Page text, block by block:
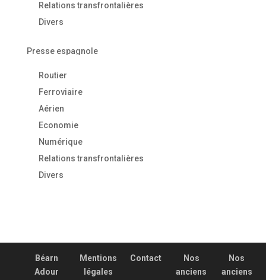
Relations transfrontalières
Divers
Presse espagnole
Routier
Ferroviaire
Aérien
Economie
Numérique
Relations transfrontalières
Divers
Béarn
Adour
Mentions
légales
Contact
Nos
anciens
Nos
anciens